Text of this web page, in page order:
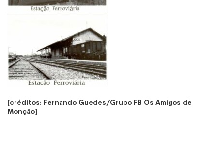
[créditos: Fernando Guedes/Grupo FB Os Amigos de
Monção]